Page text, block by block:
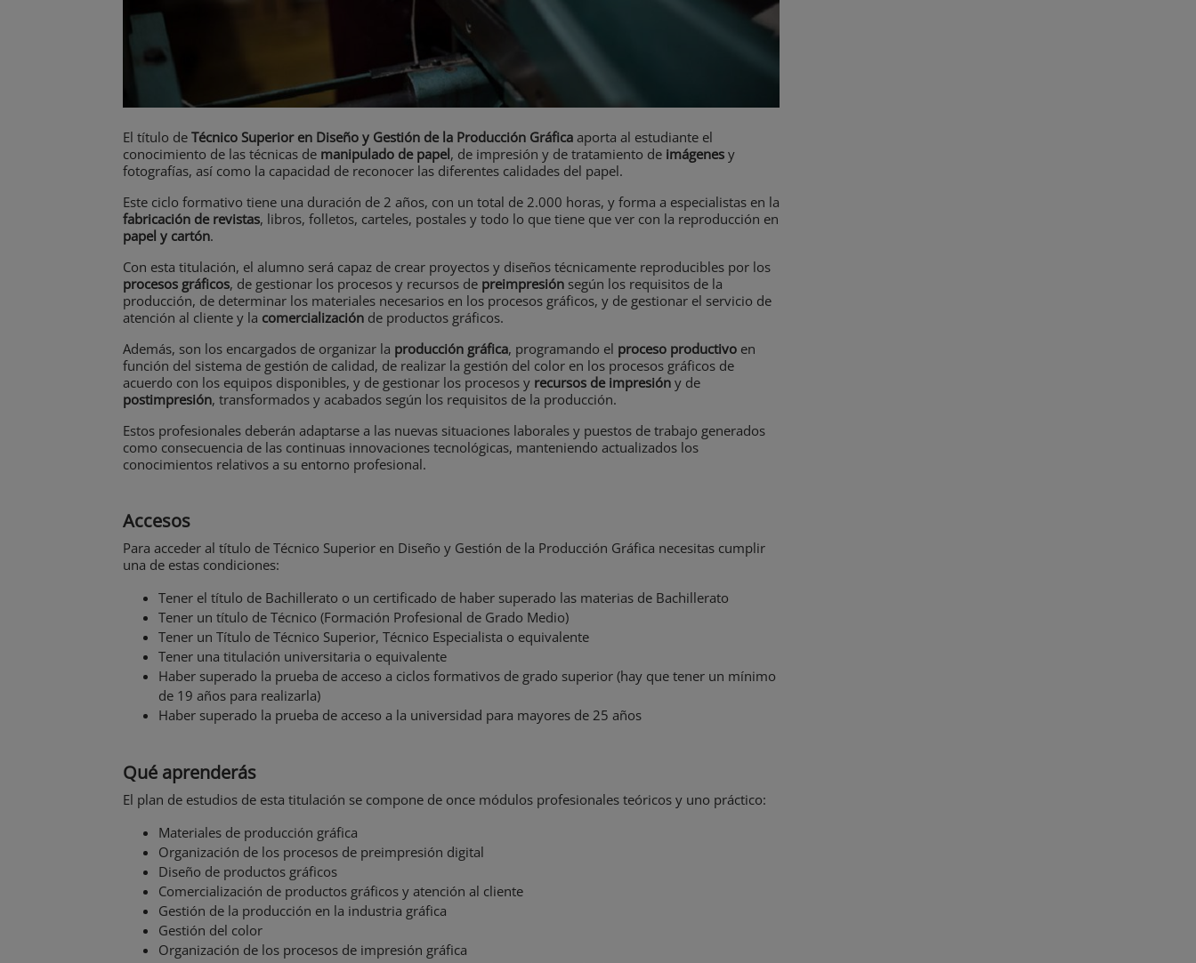
El título de Técnico Superior en Diseño y Gestión de la Producción Gráfica aporta al estudiante el
conocimiento de las técnicas de manipulado de papel, de impresión y de tratamiento de imágenes y
fotografías, así como la capacidad de reconocer las diferentes calidades del papel.
Este ciclo formativo tiene una duración de 2 años, con un total de 2.000 horas, y forma a especialistas en la
fabricación de revistas, libros, folletos, carteles, postales y todo lo que tiene que ver con la reproducción en
papel y cartón.
Con esta titulación, el alumno será capaz de crear proyectos y diseños técnicamente reproducibles por los
procesos gráficos, de gestionar los procesos y recursos de preimpresión según los requisitos de la
producción, de determinar los materiales necesarios en los procesos gráficos, y de gestionar el servicio de
atención al cliente y la comercialización de productos gráficos.
Además, son los encargados de organizar la producción gráfica, programando el proceso productivo en
función del sistema de gestión de calidad, de realizar la gestión del color en los procesos gráficos de
acuerdo con los equipos disponibles, y de gestionar los procesos y recursos de impresión y de
postimpresión, transformados y acabados según los requisitos de la producción.
Estos profesionales deberán adaptarse a las nuevas situaciones laborales y puestos de trabajo generados
como consecuencia de las continuas innovaciones tecnológicas, manteniendo actualizados los
conocimientos relativos a su entorno profesional.
Accesos
Para acceder al título de Técnico Superior en Diseño y Gestión de la Producción Gráfica necesitas cumplir
una de estas condiciones:
Tener el título de Bachillerato o un certificado de haber superado las materias de Bachillerato
Tener un título de Técnico (Formación Profesional de Grado Medio)
Tener un Título de Técnico Superior, Técnico Especialista o equivalente
Tener una titulación universitaria o equivalente
Haber superado la prueba de acceso a ciclos formativos de grado superior (hay que tener un mínimo
de 19 años para realizarla)
Haber superado la prueba de acceso a la universidad para mayores de 25 años
Qué aprenderás
El plan de estudios de esta titulación se compone de once módulos profesionales teóricos y uno práctico:
Materiales de producción gráfica
Organización de los procesos de preimpresión digital
Diseño de productos gráficos
Comercialización de productos gráficos y atención al cliente
Gestión de la producción en la industria gráfica
Gestión del color
Organización de los procesos de impresión gráfica